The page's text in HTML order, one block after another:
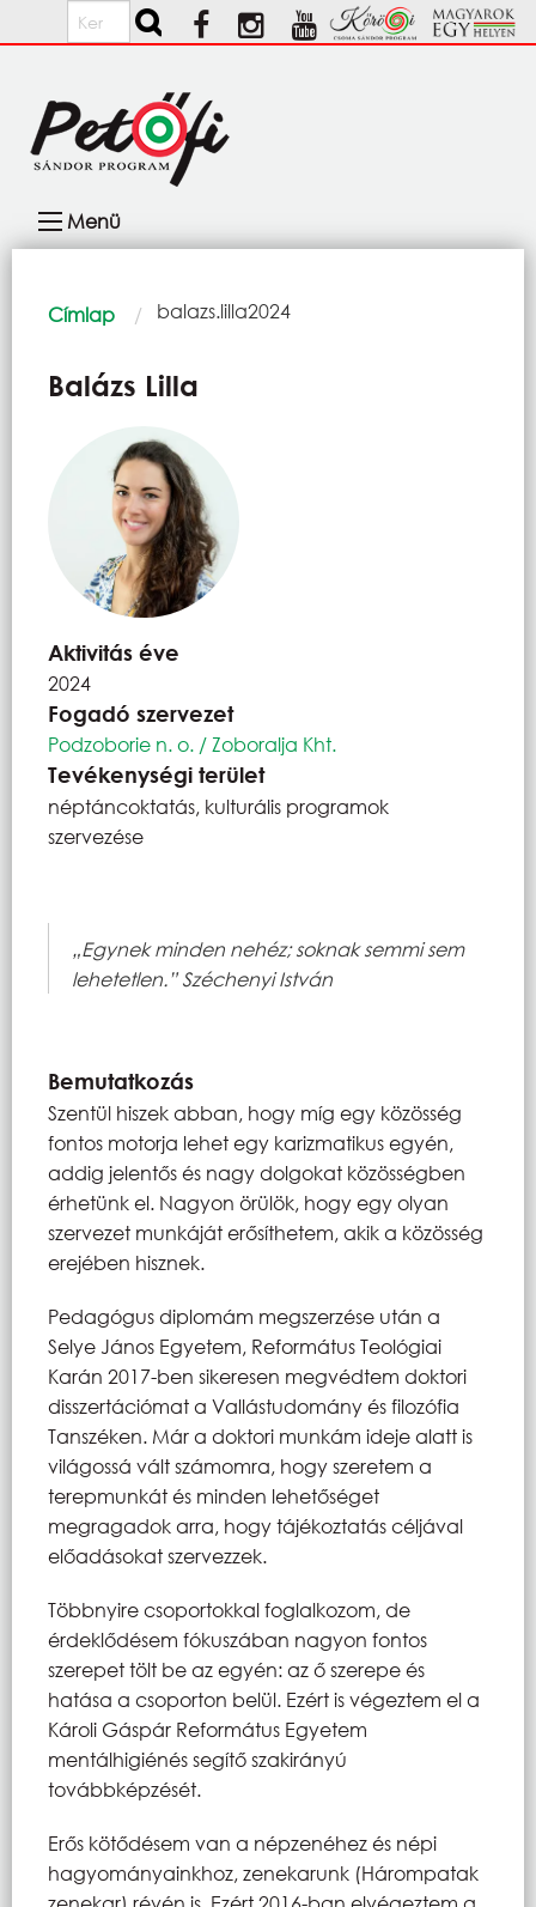
Ugrás a tartalomra
Keresés
navigáció
Menü
Morzsa
Címlap Current:
balazs.lilla2024
Balázs Lilla
Aktivitás éve
2024
Fogadó szervezet
Podzoborie n. o. / Zoboralja Kht.
Tevékenységi terület
néptáncoktatás, kulturális programok
szervezése
„Egynek minden nehéz; soknak semmi sem
lehetetlen.” Széchenyi István
Bemutatkozás
Szentül hiszek abban, hogy míg egy közösség
fontos motorja lehet egy karizmatikus egyén,
addig jelentős és nagy dolgokat közösségben
érhetünk el. Nagyon örülök, hogy egy olyan
szervezet munkáját erősíthetem, akik a közösség
erejében hisznek.
Pedagógus diplomám megszerzése után a
Selye János Egyetem, Református Teológiai
Karán 2017-ben sikeresen megvédtem doktori
disszertációmat a Vallástudomány és filozófia
Tanszéken. Már a doktori munkám ideje alatt is
világossá vált számomra, hogy szeretem a
terepmunkát és minden lehetőséget
megragadok arra, hogy tájékoztatás céljával
előadásokat szervezzek.
Többnyire csoportokkal foglalkozom, de
érdeklődésem fókuszában nagyon fontos
szerepet tölt be az egyén: az ő szerepe és
hatása a csoporton belül. Ezért is végeztem el a
Károli Gáspár Református Egyetem
mentálhigiénés segítő szakirányú
továbbképzését.
Erős kötődésem van a népzenéhez és népi
hagyományainkhoz, zenekarunk (Hárompatak